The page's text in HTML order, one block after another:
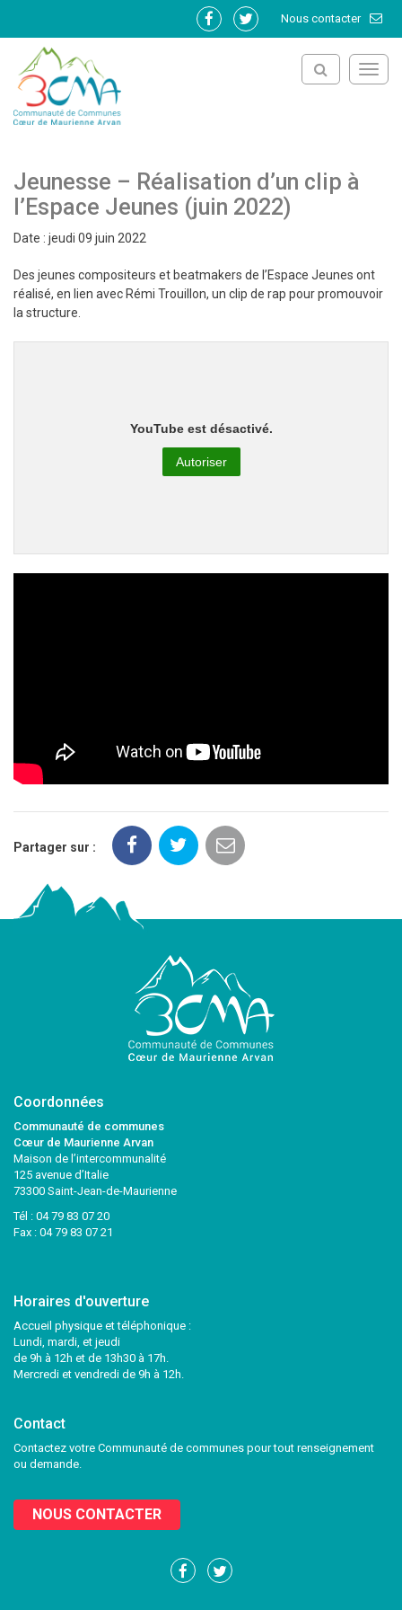
Nous contacter
Lien
Lien
Jeunesse – Réalisation d’un clip à
l’Espace Jeunes (juin 2022)
Date : jeudi 09 juin 2022
Des jeunes compositeurs et beatmakers de l’Espace Jeunes ont
réalisé, en lien avec Rémi Trouillon, un clip de rap pour promouvoir
la structure.
YouTube est désactivé.
Autoriser
Partager sur :
Coordonnées
Communauté de communes
Cœur de Maurienne Arvan
Maison de l’intercommunalité
125 avenue d’Italie
73300 Saint-Jean-de-Maurienne
Tél : 04 79 83 07 20
Fax : 04 79 83 07 21
Horaires d'ouverture
Accueil physique et téléphonique :
Lundi, mardi, et jeudi
de 9h à 12h et de 13h30 à 17h.
Mercredi et vendredi de 9h à 12h.
Contact
Contactez votre Communauté de communes pour tout renseignement
ou demande.
NOUS CONTACTER
Lien
Lien